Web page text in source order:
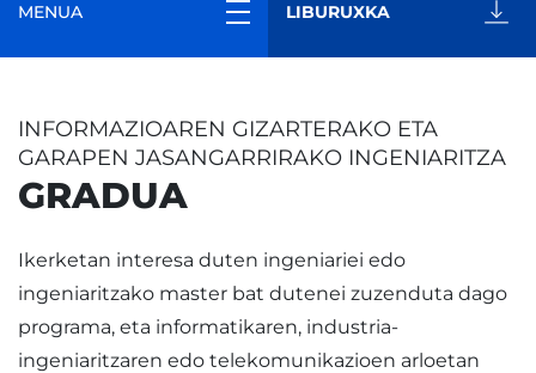
MENUA LIBURUXKA
INFORMAZIOAREN GIZARTERAKO ETA
GARAPEN JASANGARRIRAKO INGENIARITZA
GRADUA
Ikerketan interesa duten ingeniariei edo
ingeniaritzako master bat dutenei zuzenduta dago
programa, eta informatikaren, industria-
ingeniaritzaren edo telekomunikazioen arloetan